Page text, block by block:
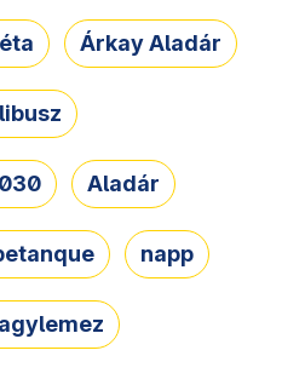
Árkay Aladár
Aladár
napp